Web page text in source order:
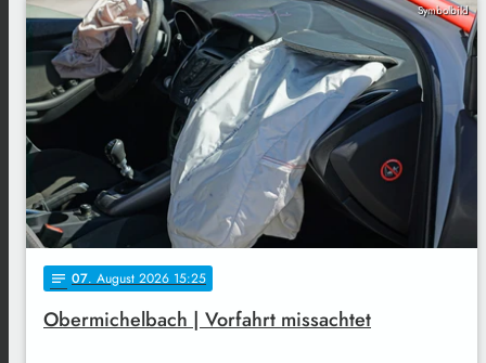
Symbolbild
notes 07. August 2026 15:25
Obermichelbach | Vorfahrt missachtet